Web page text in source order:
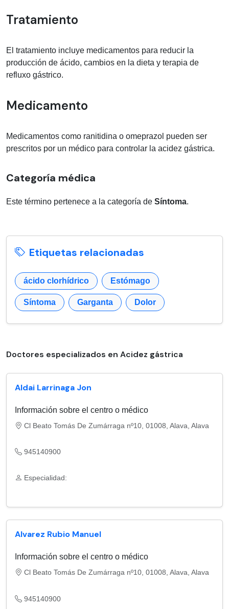
Tratamiento
El tratamiento incluye medicamentos para reducir la
producción de ácido, cambios en la dieta y terapia de
refluxo gástrico.
Medicamento
Medicamentos como ranitidina o omeprazol pueden ser
prescritos por un médico para controlar la acidez gástrica.
Categoría médica
Este término pertenece a la categoría de Síntoma.
Etiquetas relacionadas
ácido clorhídrico Estómago
Síntoma Garganta Dolor
Doctores especializados en Acidez gástrica
Aldai Larrinaga Jon
Información sobre el centro o médico
Cl Beato Tomás De Zumárraga nº10, 01008, Alava, Alava
945140900
Especialidad:
Alvarez Rubio Manuel
Información sobre el centro o médico
Cl Beato Tomás De Zumárraga nº10, 01008, Alava, Alava
945140900